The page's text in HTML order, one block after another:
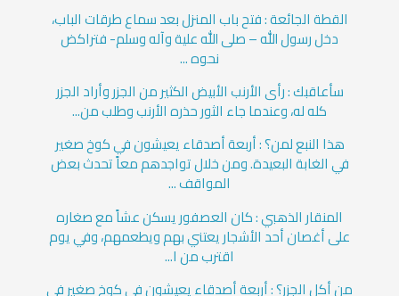
القطة الجائعة : فتح باب المنزل بعد سماع طرقات الباب،
دخل رسول الله – صلى الله علية وآله وسلم- فتراكض
نحوه ...
سأعاقبك : رأى الأرنب الأبيض الكثير من الجزر وأراد الجزر
كله له، وعندما جاء الثور حذره الأرنب وطلب من...
هذا النبع لمن؟ : أربعة أصدقاء يعيشون في كوخ صغير
في الغابة البعيدة. ومن خلال تواجدهم معاً تحدث بعض
المواقف ...
المنقار الذهبي : كان العصفور يسكن عشاً مع صغاره
على أغصان أحد الأشجار يعتني بهم ويطعمهم، وفي يوم
اقترب من ا...
من أكل الجزر؟ : أربعة أصدقاء يعيشون في كوخ صغير في